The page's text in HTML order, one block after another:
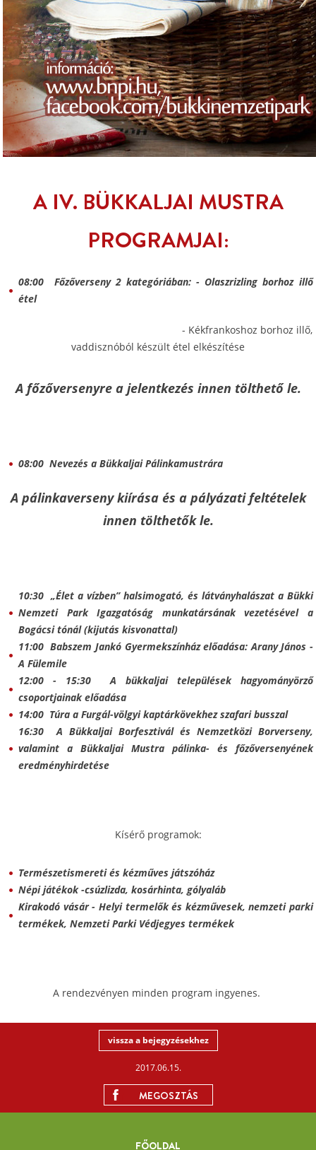
A IV. BÜKKALJAI MUSTRA
PROGRAMJAI:
08:00 Főzőverseny 2 kategóriában: - Olaszrizling borhoz illő
étel
- Kékfrankoshoz borhoz illő,
vaddisznóból készült étel elkészítése
A főzőversenyre a jelentkezés innen tölthető le.
08:00 Nevezés a Bükkaljai Pálinkamustrára
A pálinkaverseny kiírása és a pályázati feltételek
innen tölthetők le.
10:30 „Élet a vízben” halsimogató, és látványhalászat a Bükki
Nemzeti Park Igazgatóság munkatársának vezetésével a
Bogácsi tónál (kijutás kisvonattal)
11:00 Babszem Jankó Gyermekszínház előadása: Arany János -
A Fülemile
12:00 - 15:30 A bükkaljai települések hagyományörző
csoportjainak előadása
14:00 Túra a Furgál-völgyi kaptárkövekhez szafari busszal
16:30 A Bükkaljai Borfesztivál és Nemzetközi Borverseny,
valamint a Bükkaljai Mustra pálinka- és főzőversenyének
eredményhirdetése
Kísérő programok:
Természetismereti és kézműves játszóház
Népi játékok -csúzlizda, kosárhinta, gólyaláb
Kirakodó vásár - Helyi termelők és kézművesek, nemzeti parki
termékek, Nemzeti Parki Védjegyes termékek
A rendezvényen minden program ingyenes.
vissza a bejegyzésekhez
2017.06.15.
MEGOSZTÁS
FŐOLDAL